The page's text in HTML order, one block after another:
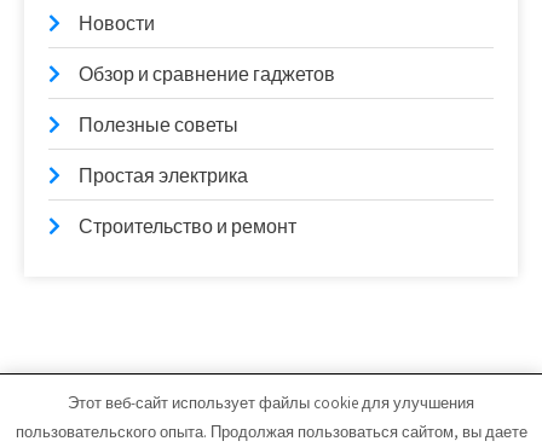
Новости
Обзор и сравнение гаджетов
Полезные советы
Простая электрика
Строительство и ремонт
mixerborsh.ru - Работает на WordPress
Этот веб-сайт использует файлы cookie для улучшения
пользовательского опыта. Продолжая пользоваться сайтом, вы даете